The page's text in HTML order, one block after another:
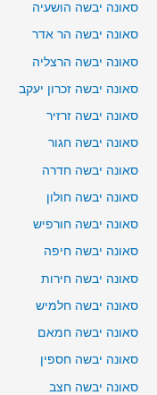
סאונה יבשה הושעיה
סאונה יבשה הר אדר
סאונה יבשה הרצליה
סאונה יבשה זכרון יעקב
סאונה יבשה זרזיר
סאונה יבשה חגור
סאונה יבשה חדרה
סאונה יבשה חולון
סאונה יבשה חורפיש
סאונה יבשה חיפה
סאונה יבשה חירות
סאונה יבשה חלמיש
סאונה יבשה חמאם
סאונה יבשה חספין
סאונה יבשה חצב